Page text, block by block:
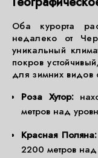
Оба курорта
недалеко от
уникальный
покров
для зимних видов
Роза Хутор:
метров над
Красная Поляна:
2200 метров